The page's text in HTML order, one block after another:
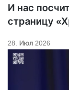
И нас
страницу
28. Июл 2026